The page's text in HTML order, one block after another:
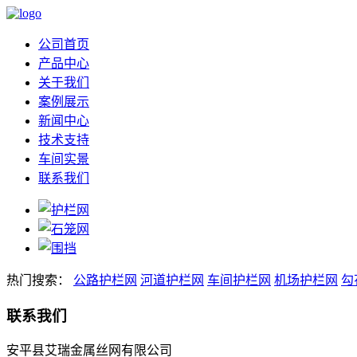
公司首页
产品中心
关于我们
案例展示
新闻中心
技术支持
车间实景
联系我们
热门搜索： 公路护栏网 河道护栏网 车间护栏网 机场护栏网 勾
联系我们
安平县艾瑞金属丝网有限公司